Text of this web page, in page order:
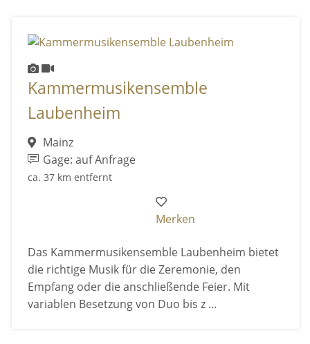
Kammermusikensemble
Laubenheim
Mainz
Gage: auf Anfrage
ca. 37 km entfernt
Merken
Das Kammermusikensemble Laubenheim bietet
die richtige Musik für die Zeremonie, den
Empfang oder die anschließende Feier. Mit
variablen Besetzung von Duo bis z ...